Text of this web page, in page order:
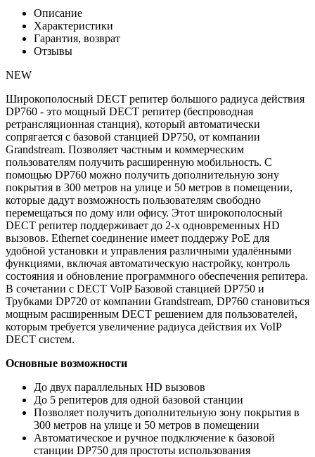
Описание
Характеристики
Гарантия, возврат
Отзывы
NEW
Широкополосный DECT репитер большого радиуса действия
DP760 - это мощный DECT репитер (беспроводная
ретрансляционная станция), который автоматически
сопрягается с базовой станцией DP750, от компании
Grandstream. Позволяет частным и коммерческим
пользователям получить расширенную мобильность. С
помощью DP760 можно получить дополнительную зону
покрытия в 300 метров на улице и 50 метров в помещении,
которые дадут возможность пользователям свободно
перемещаться по дому или офису. Этот широкополосный
DECT репитер поддерживает до 2-х одновременных HD
вызовов. Ethernet соединение имеет поддержу PoE для
удобной установки и управления различными удалёнными
функциями, включая автоматическую настройку, контроль
состояния и обновление программного обеспечения репитера.
В сочетании с DECT VoIP Базовой станцией DP750 и
Трубками DP720 от компании Grandstream, DP760 становиться
мощным расширенным DECT решением для пользователей,
которым требуется увеличение радиуса действия их VoIP
DECT систем.
Основные возможности
До двух параллельных HD вызовов
До 5 репитеров для одной базовой станции
Позволяет получить дополнительную зону покрытия в
300 метров на улице и 50 метров в помещении
Автоматическое и ручное подключение к базовой
станции DP750 для простоты использования